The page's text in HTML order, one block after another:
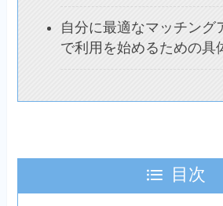
自分に最適なマッチング
で利用を始めるための具
目次